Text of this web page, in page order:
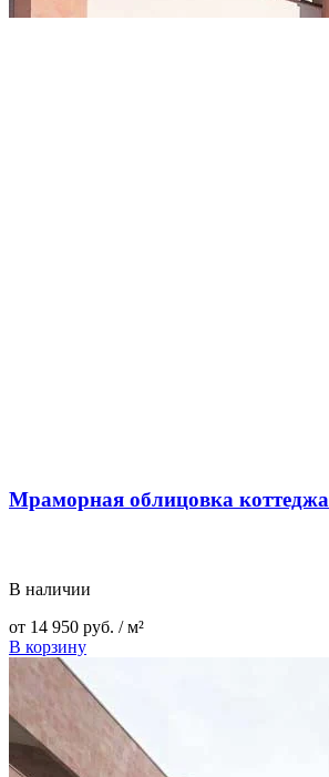
Мраморная облицовка коттеджа
В наличии
от 14 950 руб. / м²
В корзину